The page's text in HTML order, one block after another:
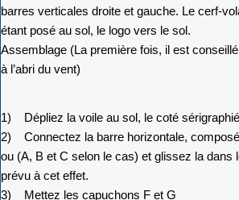
barres verticales droite et gauche. Le cerf-
étant posé au sol, le logo vers le sol.
Assemblage (La première fois, il est
à l’abri du vent)
1) Dépliez la voile au sol, le coté
2) Connectez la barre horizontale,
ou (A, B et C selon le cas) et glissez la dans
prévu à cet effet.
3) Mettez les capuchons F et G